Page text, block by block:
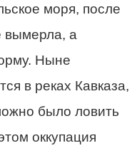
моря, после
вымерла, а
Ныне
в реках Кавказа,
было ловить
оккупация